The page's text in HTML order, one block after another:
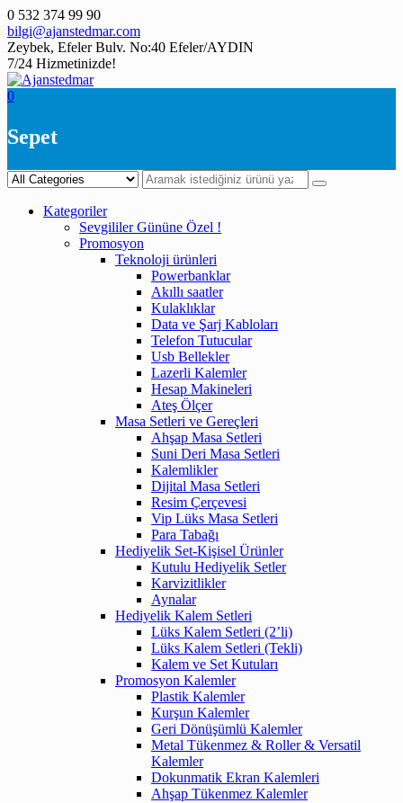
Skip
to
content
0 532 374 99 90
bilgi@ajanstedmar.com
Zeybek, Efeler Bulv. No:40 Efeler/AYDIN
7/24 Hizmetinizde!
0
Sepet
Kategoriler
Sevgililer Gününe Özel !
Promosyon
Teknoloji ürünleri
Powerbanklar
Akıllı saatler
Kulaklıklar
Data ve Şarj Kabloları
Telefon Tutucular
Usb Bellekler
Lazerli Kalemler
Hesap Makineleri
Ateş Ölçer
Masa Setleri ve Gereçleri
Ahşap Masa Setleri
Suni Deri Masa Setleri
Kalemlikler
Dijital Masa Setleri
Resim Çerçevesi
Vip Lüks Masa Setleri
Para Tabağı
Hediyelik Set-Kişisel Ürünler
Kutulu Hediyelik Setler
Karvizitlikler
Aynalar
Hediyelik Kalem Setleri
Lüks Kalem Setleri (2’li)
Lüks Kalem Setleri (Tekli)
Kalem ve Set Kutuları
Promosyon Kalemler
Plastik Kalemler
Kurşun Kalemler
Geri Dönüşümlü Kalemler
Metal Tükenmez & Roller & Versatil
Kalemler
Dokunmatik Ekran Kalemleri
Ahşap Tükenmez Kalemler